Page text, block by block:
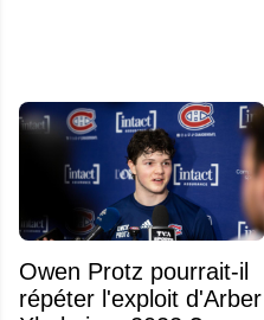
Owen Protz pourrait-il
répéter l'exploit d'Arber